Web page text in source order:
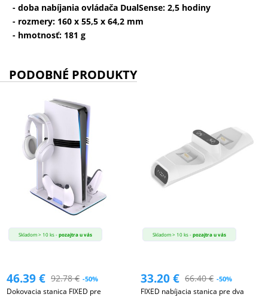
- doba nabíjania ovládača DualSense: 2,5 hodiny
- rozmery: 160 x 55,5 x 64,2 mm
- hmotnosť: 181 g
PODOBNÉ PRODUKTY
Skladom > 10 ks -pozajtra u vás
46.39€ 92.78€ -50%
Dokovacia stanica FIXED pre
Skladom > 10 ks -pozajtra u vás
33.20€ 66.40€ -50%
FIXED nabíjacia stanica pre dva